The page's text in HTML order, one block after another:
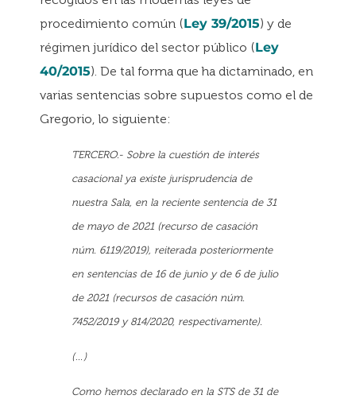
procedimiento común (Ley 39/2015) y de
régimen jurídico del sector público (Ley
40/2015). De tal forma que ha dictaminado, en
varias sentencias sobre supuestos como el de
Gregorio, lo siguiente:
TERCERO.- Sobre la cuestión de interés
casacional ya existe jurisprudencia de
nuestra Sala, en la reciente sentencia de 31
de mayo de 2021 (recurso de casación
núm. 6119/2019), reiterada posteriormente
en sentencias de 16 de junio y de 6 de julio
de 2021 (recursos de casación núm.
7452/2019 y 814/2020, respectivamente).
(…)
Como hemos declarado en la STS de 31 de